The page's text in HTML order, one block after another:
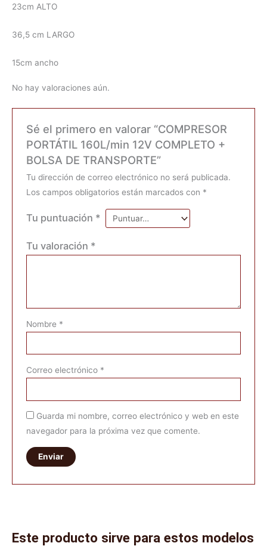
23cm ALTO
36,5 cm LARGO
15cm ancho
No hay valoraciones aún.
Sé el primero en valorar “COMPRESOR
PORTÁTIL 160L/min 12V COMPLETO +
BOLSA DE TRANSPORTE”
Tu dirección de correo electrónico no será publicada.
Los campos obligatorios están marcados con *
Tu puntuación *
Tu valoración *
Nombre *
Correo electrónico *
Guarda mi nombre, correo electrónico y web en este
navegador para la próxima vez que comente.
Este producto sirve para estos modelos